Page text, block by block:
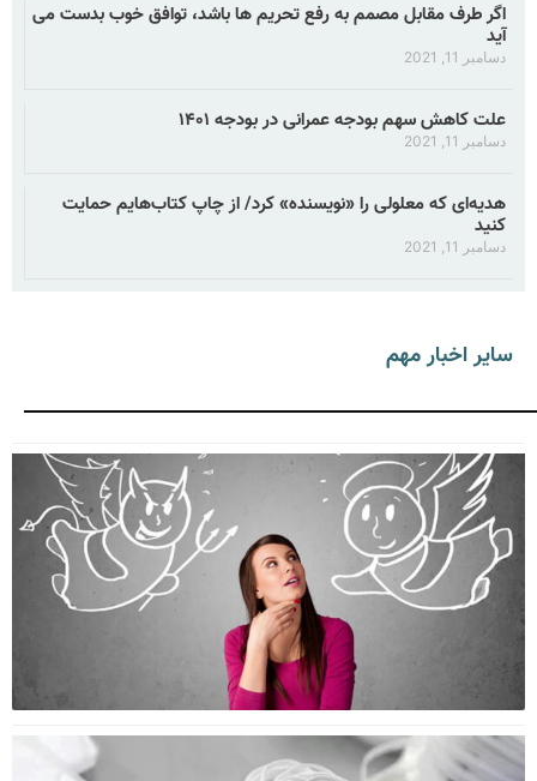
اگر طرف مقابل مصمم به رفع تحریم ها باشد، توافق خوب بدست می
آید
دسامبر 11, 2021
علت کاهش سهم بودجه عمرانی در بودجه ۱۴۰۱
دسامبر 11, 2021
هدیه‌ای که معلولی را «نویسنده» کرد/ از چاپ کتاب‌هایم حمایت
کنید
دسامبر 11, 2021
سایر اخبار مهم